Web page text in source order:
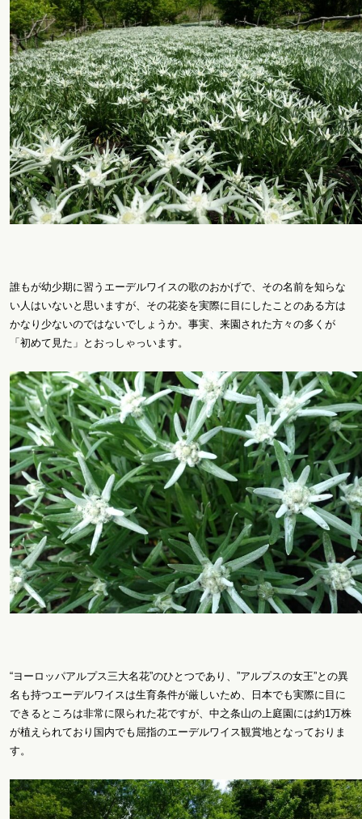
誰もが幼少期に習うエーデルワイスの歌のおかげで、その名前を知らな
い人はいないと思いますが、その花姿を実際に目にしたことのある方は
かなり少ないのではないでしょうか。事実、来園された方々の多くが
「初めて見た」とおっしゃっいます。
“ヨーロッパアルプス三大名花”のひとつであり、”アルプスの女王”との異
名も持つエーデルワイスは生育条件が厳しいため、日本でも実際に目に
できるところは非常に限られた花ですが、中之条山の上庭園には約1万株
が植えられており国内でも屈指のエーデルワイス観賞地となっておりま
す。